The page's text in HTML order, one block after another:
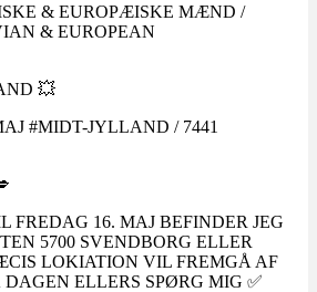
& EUROPÆISKE MÆND /
& EUROPEAN
💥
#MIDT-JYLLAND / 7441
FREDAG 16. MAJ BEFINDER JEG
5700 SVENDBORG ELLER
LOKIATION VIL FREMGÅ AF
ELLERS SPØRG MIG ✅